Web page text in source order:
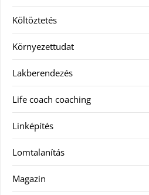
Költöztetés
Környezettudat
Lakberendezés
Life coach coaching
Linképítés
Lomtalanítás
Magazin